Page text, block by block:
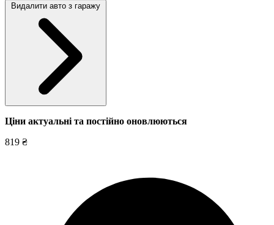
Видалити авто з гаражу
Ціни актуальні та постійно оновлюються
819 ₴